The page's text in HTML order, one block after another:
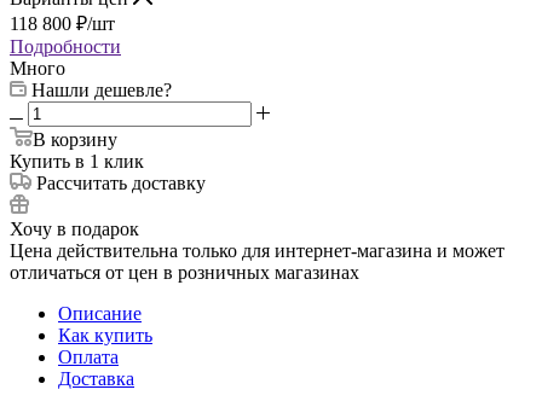
118 800 ₽/шт
Подробности
Много
Нашли дешевле?
В корзину
Купить в 1 клик
Рассчитать доставку
Хочу в подарок
Цена действительна только для интернет-магазина и может
отличаться от цен в розничных магазинах
Описание
Как купить
Оплата
Доставка